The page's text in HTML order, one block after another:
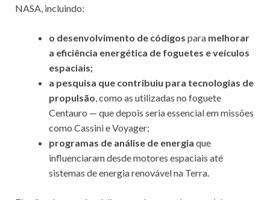
NASA, incluindo:
o desenvolvimento de códigos para melhorar
a eficiência energética de foguetes e veículos
espaciais;
a pesquisa que contribuiu para tecnologias de
propulsão, como as utilizadas no foguete
Centauro — que depois seria essencial em missões
como Cassini e Voyager;
programas de análise de energia que
influenciaram desde motores espaciais até
sistemas de energia renovável na Terra.